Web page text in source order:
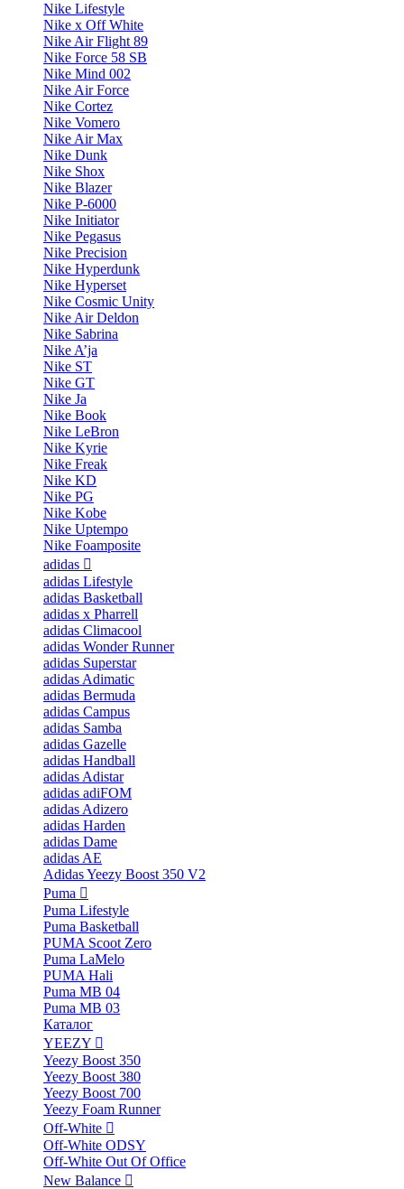
Nike Lifestyle
Nike x Off White
Nike Air Flight 89
Nike Force 58 SB
Nike Mind 002
Nike Air Force
Nike Cortez
Nike Vomero
Nike Air Max
Nike Dunk
Nike Shox
Nike Blazer
Nike P-6000
Nike Initiator
Nike Pegasus
Nike Precision
Nike Hyperdunk
Nike Hyperset
Nike Cosmic Unity
Nike Air Deldon
Nike Sabrina
Nike A’ja
Nike ST
Nike GT
Nike Ja
Nike Book
Nike LeBron
Nike Kyrie
Nike Freak
Nike KD
Nike PG
Nike Kobe
Nike Uptempo
Nike Foamposite
adidas
adidas Lifestyle
adidas Basketball
adidas x Pharrell
adidas Climacool
adidas Wonder Runner
adidas Superstar
adidas Adimatic
adidas Bermuda
adidas Campus
adidas Samba
adidas Gazelle
adidas Handball
adidas Adistar
adidas adiFOM
adidas Adizero
adidas Harden
adidas Dame
adidas AE
Adidas Yeezy Boost 350 V2
Puma
Puma Lifestyle
Puma Basketball
PUMA Scoot Zero
Puma LaMelo
PUMA Hali
Puma MB 04
Puma MB 03
Каталог
YEEZY
Yeezy Boost 350
Yeezy Boost 380
Yeezy Boost 700
Yeezy Foam Runner
Off-White
Off-White ODSY
Off-White Out Of Office
New Balance